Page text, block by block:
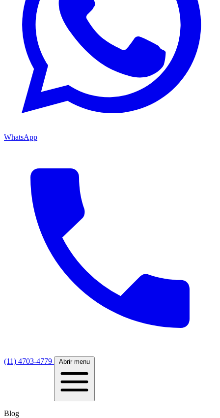
WhatsApp
(11) 4703-4779 Abrir menu
Blog